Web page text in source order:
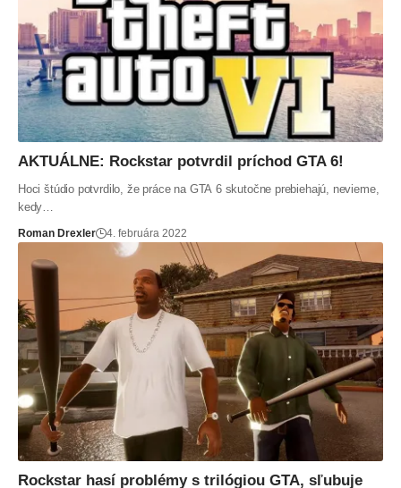
AKTUÁLNE: Rockstar potvrdil príchod GTA 6!
Hoci štúdio potvrdilo, že práce na GTA 6 skutočne prebiehajú, nevieme,
kedy…
Roman Drexler 4. februára 2022
Rockstar hasí problémy s trilógiou GTA, sľubuje